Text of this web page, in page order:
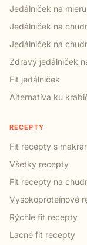
Jedálniček na mieru
Jedálniček na
Jedálniček na
Zdravý jedálniček
Fit jedálniček
Alternatíva ku
RECEPTY
Fit recepty s
Všetky recepty
Fit recepty na
Vysokoproteínové
Rýchle fit recepty
Lacné fit recepty